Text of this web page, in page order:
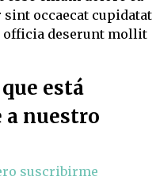
occaecat cupidatat
officia deserunt mollit
está
a nuestro
suscribirme